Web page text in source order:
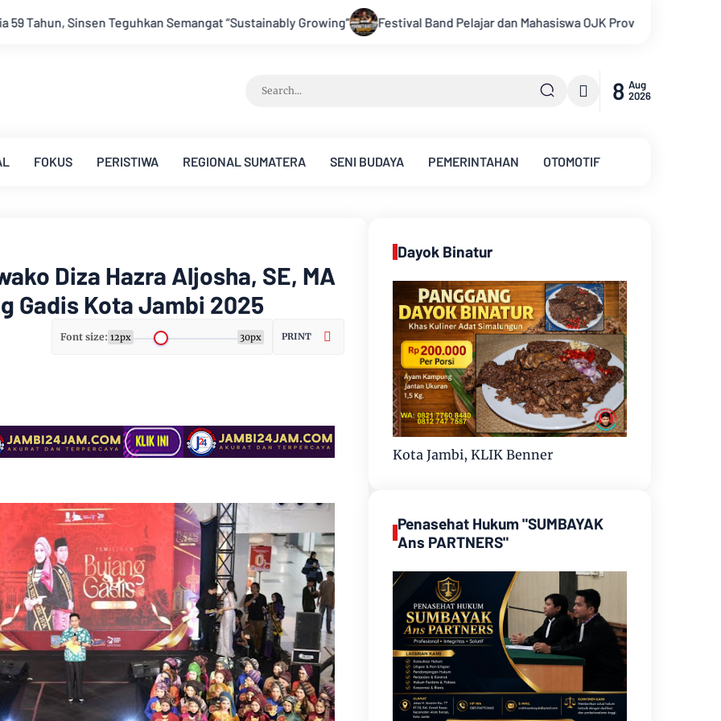
“Sustainably Growing” Festival Band Pelajar dan Mahasiswa OJK Provinsi Jambi 2026, Unjuk Kreativitas di Taman
8 Aug
2026
FOKUS PERISTIWA REGIONAL SUMATERA SENI BUDAYA PEMERINTAHAN OTOMOTIF
Diza Hazra Aljosha, SE, MA
Gadis Kota Jambi 2025
Font size: 12px 30px PRINT
Dayok Binatur
Kota Jambi, KLIK Benner
Penasehat Hukum "SUMBAYAK
Ans PARTNERS"